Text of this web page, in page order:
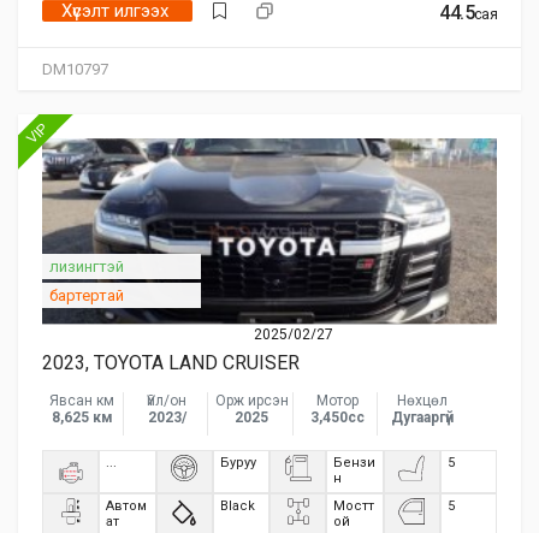
DM10797
44.5сая
Хүсэлт илгээх
VIP
2025/02/27
лизингтэй
бартертай
2023, TOYOTA LAND CRUISER
Явсан км
8,625 км
Үйл/он
2023/
Орж ирсэн
2025
Мотор
3,450сс
Нөхцөл
Дугааргүй
... Буруу
Бензи
н
5
Автом
ат
Black
Мостт
ой
5